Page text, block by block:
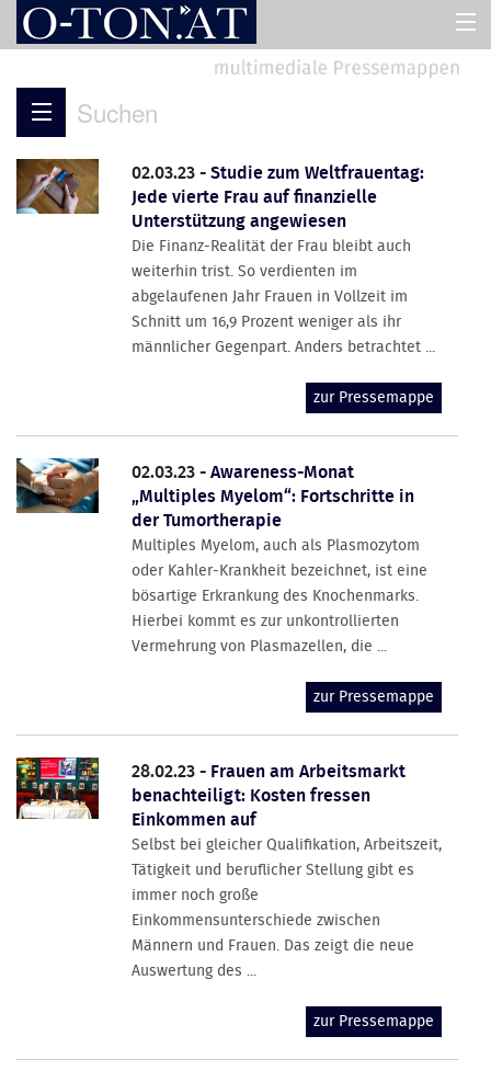
ASSISTENT
Suchen
02.03.23 -Studie zum Weltfrauentag:
Jede vierte Frau auf finanzielle
Unterstützung angewiesen
Die Finanz-Realität der Frau bleibt auch
weiterhin trist. So verdienten im
abgelaufenen Jahr Frauen in Vollzeit im
Schnitt um 16,9 Prozent weniger als ihr
männlicher Gegenpart. Anders betrachtet ...
zur Pressemappe
02.03.23 -Awareness-Monat
„Multiples Myelom“: Fortschritte in
der Tumortherapie
Multiples Myelom, auch als Plasmozytom
oder Kahler-Krankheit bezeichnet, ist eine
bösartige Erkrankung des Knochenmarks.
Hierbei kommt es zur unkontrollierten
Vermehrung von Plasmazellen, die ...
zur Pressemappe
28.02.23 - Frauen am Arbeitsmarkt
benachteiligt: Kosten fressen
Einkommen auf
Selbst bei gleicher Qualifikation, Arbeitszeit,
Tätigkeit und beruflicher Stellung gibt es
immer noch große
Einkommensunterschiede zwischen
Männern und Frauen. Das zeigt die neue
Auswertung des ...
zur Pressemappe